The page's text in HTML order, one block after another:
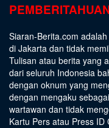
Siaran-Berita.com
di Jakarta dan tidak
Tulisan atau berita yang
dari seluruh Indonesia
dengan oknum yang
dengan mengaku
wartawan dan tidak
Kartu Pers atau Press ID